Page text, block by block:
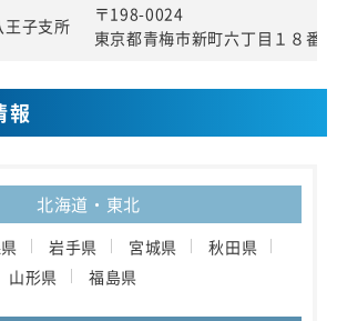
王子支所
〒198-0024
東京都青梅市新町六丁目１８番
報
北海道・東北
岩手県 宮城県
秋田県
山形県
福島県